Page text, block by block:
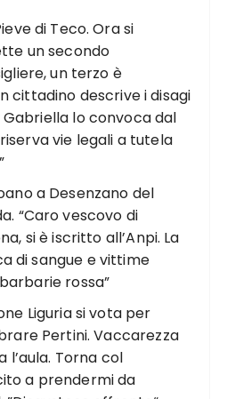
di Teco. Ora si
un secondo
un terzo è
cittadino descrive i disagi
Gabriella lo convoca dal
vie legali a tutela
a Desenzano del
“Caro vescovo di
si è iscritto all’Anpi. La
di sangue e vittime
rossa”
Liguria si vota per
Pertini. Vaccarezza
l’aula. Torna col
a prendermi da